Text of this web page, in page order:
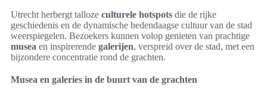
Utrecht herbergt talloze culturele hotspots die de rijke
geschiedenis en de dynamische hedendaagse cultuur van de stad
weerspiegelen. Bezoekers kunnen volop genieten van prachtige
musea en inspirerende galerijen, verspreid over de stad, met een
bijzondere concentratie rond de grachten.
Musea en galeries in de buurt van de grachten